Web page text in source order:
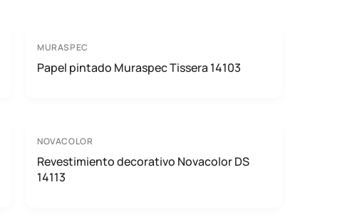
MURASPEC
Papel pintado Muraspec Tissera 14103
NOVACOLOR
Revestimiento decorativo Novacolor DS
14113